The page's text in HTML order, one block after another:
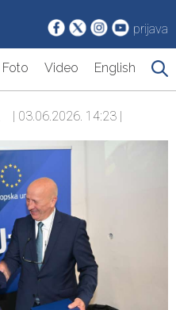
prijava
Foto Video English
| 03.06.2026. 14:23 |